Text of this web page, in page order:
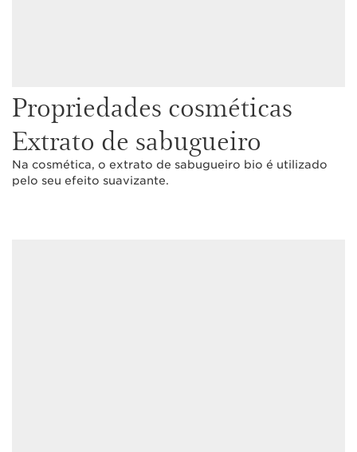
Propriedades cosméticas
Extrato de sabugueiro
Na cosmética, o extrato de sabugueiro bio é utilizado
pelo seu efeito suavizante.